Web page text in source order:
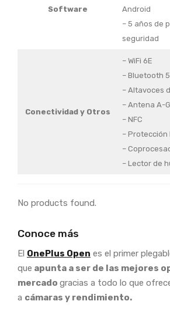
Software
Android
– 5 años de
seguridad
Conectividad y Otros
– WiFi 6E
– Bluetooth
– Altavoces
– Antena A-
– NFC
– Protección
–
– Lector de
No products found.
Conoce más
El OnePlus Open es el primer
que apunta a ser de las mejores
mercado gracias a todo lo que
a cámaras y rendimiento.